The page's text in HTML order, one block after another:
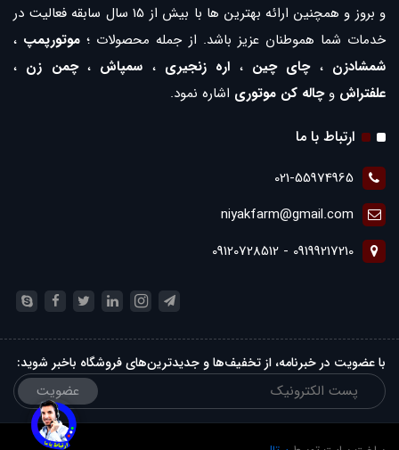
و بروز و همچنین ارائه بهترین ها با بیش از 15 سال سابقه فعالیت در
خدمات شما هموطنان عزیز باشد. از جمله محصولات ؛ موتورپمپ ،
شمشادزن ،چای چین ، اره زنجیری ، سمپاش ،چمن زن ،
علفتراش وچاله کن موتوری اشاره نمود.
ارتباط با ما
021-55974965
niyakfarm@gmail.com
09199217210 - 09120728512
با عضویت در خبرنامه، از تخفیف‌ها و جدیدترین‌های فروشگاه باخبر شوید:
عضویت